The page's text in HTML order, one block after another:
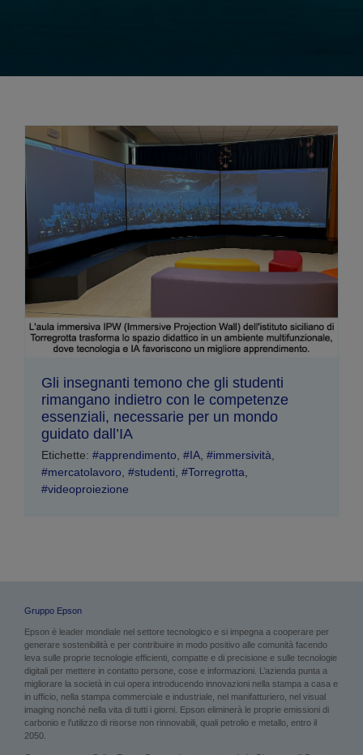
Gli insegnanti temono che gli studenti
rimangano indietro con le competenze
essenziali, necessarie per un mondo
guidato dall’IA
Etichette: #apprendimento #IA #immersività
#mercatolavoro #studenti #Torregrotta
#videoproiezione
Gruppo Epson
Epson è leader mondiale nel settore tecnologico e si impegna a cooperare per
generare sostenibilità e per contribuire in modo positivo alle comunità facendo
leva sulle proprie tecnologie efficienti, compatte e di precisione e sulle tecnologie
digitali per mettere in contatto persone, cose e informazioni. L’azienda punta a
migliorare la società in cui opera introducendo innovazioni nella stampa a casa e
in ufficio, nella stampa commerciale e industriale, nel manifatturiero, nel visual
imaging nonché nella vita di tutti i giorni. Epson eliminerà le proprie emissioni di
carbonio e l’utilizzo di risorse non rinnovabili, quali petrolio e metallo, entro il
2050.